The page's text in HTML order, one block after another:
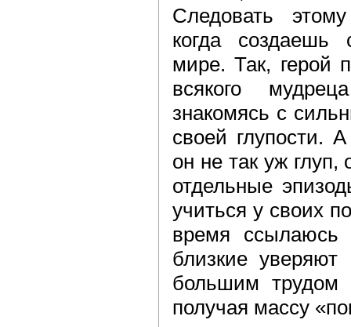
Следовать
когда
мире. Так, герой
всякого
знакомясь с
своей глупости.
он не так уж глуп,
отдельные
учиться у своих
время
близкие
большим
получая массу